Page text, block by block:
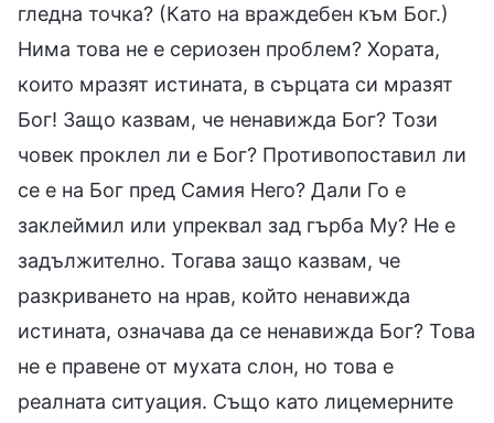
гледна точка? (Като на враждебен към Бог.)
Нима това не е сериозен проблем? Хората,
които мразят истината, в сърцата си мразят
Бог! Защо казвам, че ненавижда Бог? Този
човек проклел ли е Бог? Противопоставил ли
се е на Бог пред Самия Него? Дали Го е
заклеймил или упреквал зад гърба Му? Не е
задължително. Тогава защо казвам, че
разкриването на нрав, който ненавижда
истината, означава да се ненавижда Бог? Това
не е правене от мухата слон, но това е
реалната ситуация. Също като лицемерните